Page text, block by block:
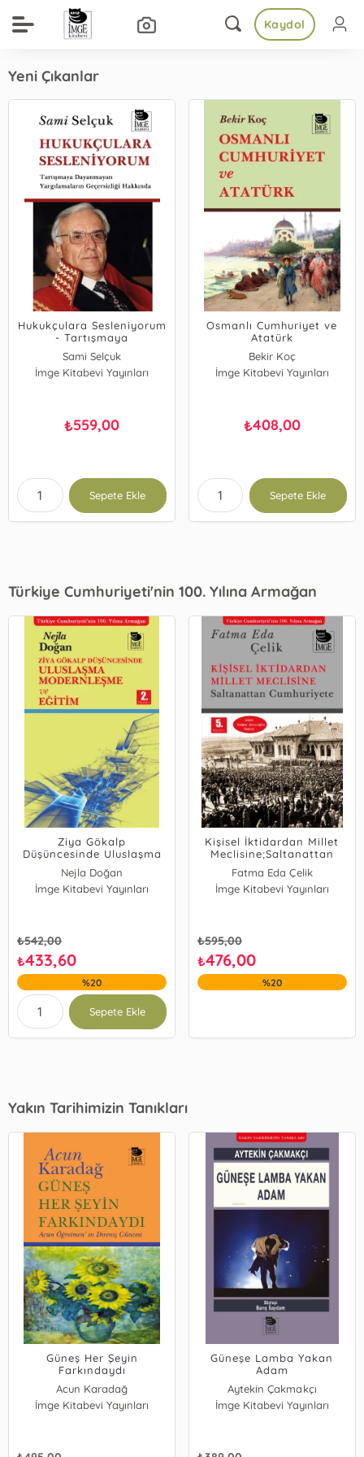
Kaydol
Yeni Çıkanlar
Hukukçulara Sesleniyorum
- Tartışmaya
Dayanmayan
Yargılamaların
Geçersizliği Hakkında
Sami Selçuk
İmge Kitabevi Yayınları
₺559,00
Sepete Ekle
Osmanlı Cumhuriyet ve
Atatürk
Bekir Koç
İmge Kitabevi Yayınları
₺408,00
Sepete Ekle
Türkiye Cumhuriyeti'nin 100. Yılına Armağan
Ziya Gökalp
Düşüncesinde Uluslaşma
Modernleşme ve Eğitim
Nejla Doğan
İmge Kitabevi Yayınları
₺542,00
₺433,60
%20
Sepete Ekle
Kişisel İktidardan Millet
Meclisine;Saltanattan
Cumhuriyete
Fatma Eda Çelik
İmge Kitabevi Yayınları
₺595,00
₺476,00
%20
Yakın Tarihimizin Tanıkları
Güneş Her Şeyin
Farkındaydı
Acun Karadağ
İmge Kitabevi Yayınları
Güneşe Lamba Yakan
Adam
Aytekin Çakmakçı
İmge Kitabevi Yayınları